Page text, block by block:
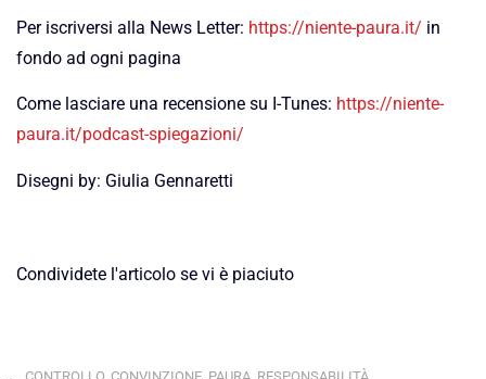
Per iscriversi alla News Letter: https://niente-paura.it/ in
fondo ad ogni pagina
Come lasciare una recensione su I-Tunes: https://niente-
paura.it/podcast-spiegazioni/
Disegni by: Giulia Gennaretti
Condividete l'articolo se vi è piaciuto